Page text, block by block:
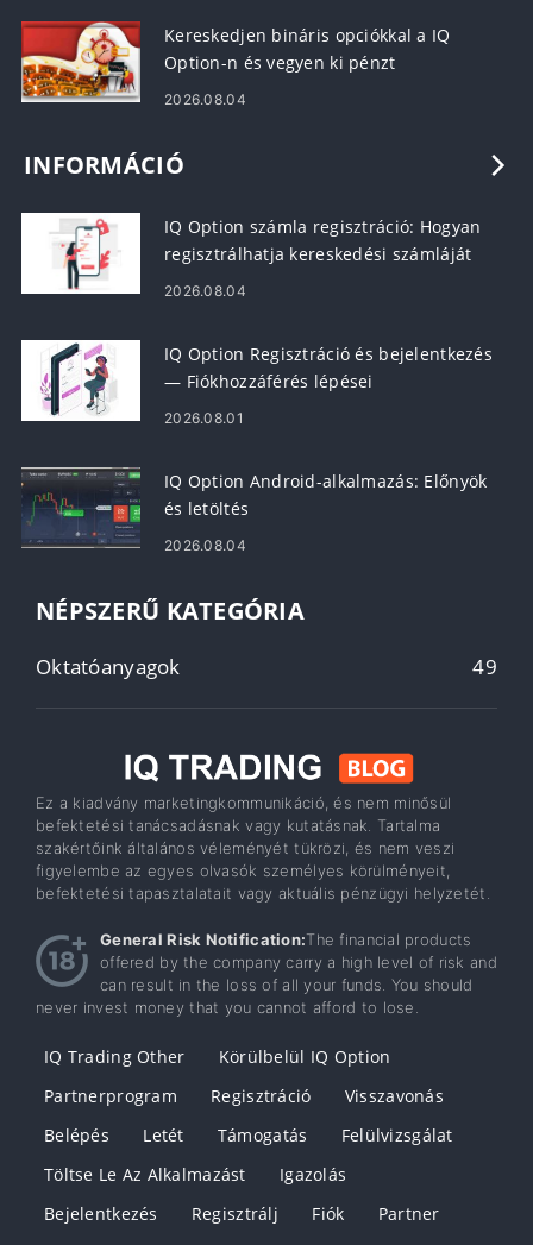
Kereskedjen bináris opciókkal a IQ
Option-n és vegyen ki pénzt
2026.08.04
INFORMÁCIÓ
IQ Option számla regisztráció: Hogyan
regisztrálhatja kereskedési számláját
2026.08.04
IQ Option Regisztráció és bejelentkezés
— Fiókhozzáférés lépései
2026.08.01
IQ Option Android-alkalmazás: Előnyök
és letöltés
2026.08.04
NÉPSZERŰ KATEGÓRIA
Oktatóanyagok 49
Ez a kiadvány marketingkommunikáció, és nem minősül
befektetési tanácsadásnak vagy kutatásnak. Tartalma
szakértőink általános véleményét tükrözi, és nem veszi
figyelembe az egyes olvasók személyes körülményeit,
befektetési tapasztalatait vagy aktuális pénzügyi helyzetét.
General Risk Notification:The financial products
offered by the company carry a high level of risk and
can result in the loss of all your funds. You should
never invest money that you cannot afford to lose.
IQ Trading Other
Körülbelül IQ Option
Partnerprogram
Regisztráció
Visszavonás
Belépés
Letét Támogatás
Felülvizsgálat
Töltse Le Az Alkalmazást
Igazolás
Bejelentkezés
Regisztrálj Fiók
Partner